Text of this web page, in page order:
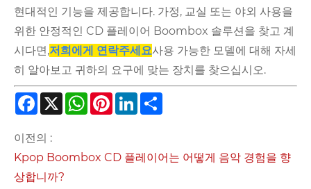
현대적인 기능을 제공합니다. 가정, 교실 또는 야외 사용을
위한 안정적인 CD 플레이어 Boombox 솔루션을 찾고 계
시다면,저희에게 연락주세요사용 가능한 모델에 대해 자세
히 알아보고 귀하의 요구에 맞는 장치를 찾으십시오.
Facebook
X WhatsApp
PinterestLinkedIn
이전의 :
Kpop Boombox CD 플레이어는 어떻게 음악 경험을 향
상합니까?